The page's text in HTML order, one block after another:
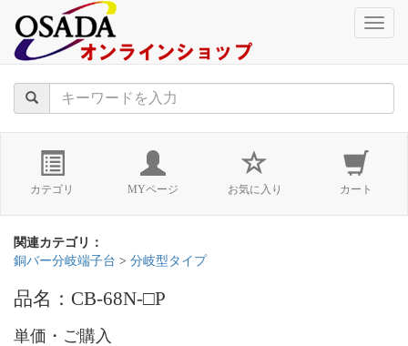
カテゴリ MYページ お気に入り カート
関連カテゴリ：
銅バー分岐端子台 > 分岐型タイプ
品名：CB-68N-□P
単価・ご購入